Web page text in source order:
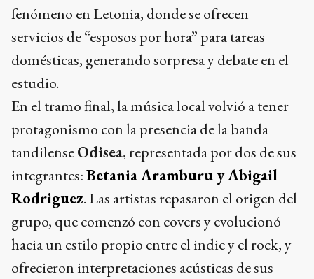
fenómeno en Letonia, donde se ofrecen
servicios de “esposos por hora” para tareas
domésticas, generando sorpresa y debate en el
estudio.
En el tramo final, la música local volvió a tener
protagonismo con la presencia de la banda
tandilenseOdisea, representada por dos de sus
integrantes:Betania Aramburu y Abigail
Rodriguez. Las artistas repasaron el origen del
grupo, que comenzó con covers y evolucionó
hacia un estilo propio entre el indie y el rock, y
ofrecieron interpretaciones acústicas de sus